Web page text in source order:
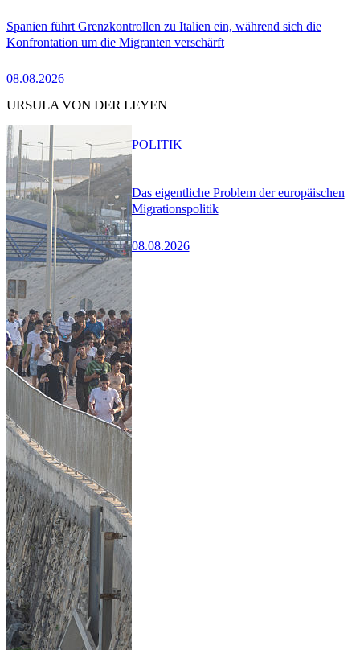
Spanien führt Grenzkontrollen zu Italien ein, während sich die
Konfrontation um die Migranten verschärft
08.08.2026
URSULA VON DER LEYEN
Das eigentliche Problem der europäischen
Migrationspolitik
08.08.2026
POLITIK